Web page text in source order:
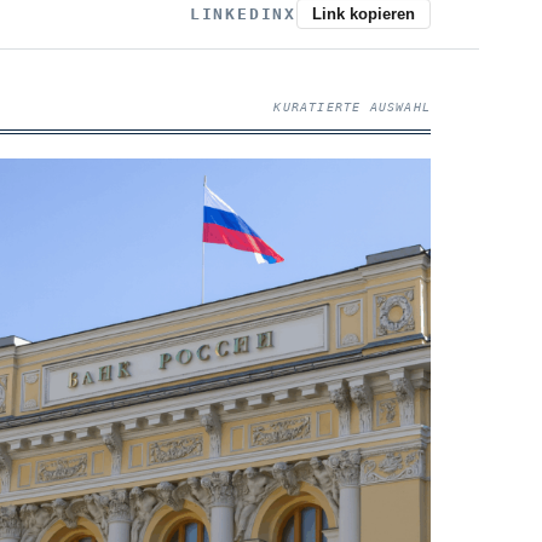
LINKEDINX Link kopieren
KURATIERTE AUSWAHL